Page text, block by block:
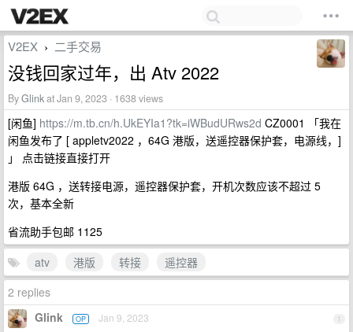
V2EX › 二手交易
没钱回家过年，出 Atv 2022
ByGlinkat Jan 9, 2023 · 1638 views
[闲鱼] https://m.tb.cn/h.UkEYIa1?tk=iWBudURws2d CZ0001 「我在
闲鱼发布了 [ appletv2022 ，64G 港版，送遥控器保护套，电源线，]
」 点击链接直接打开
港版 64G ，送转接电源，遥控器保护套，开机次数应该不超过 5
次，基本全新
省流助手包邮 1125
atv
港版 转接
遥控器
2 replies
1
Glink OP Jan 9, 2023